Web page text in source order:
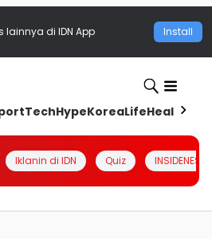
lainnya di IDN App Install
TechHypeKoreaLifeHealth
Iklanin di IDN Quiz INSIDENESIA